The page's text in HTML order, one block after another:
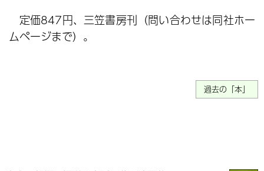
定価847円、三笠書房刊（問い合わせは同社ホー
ムページまで）。
過去の「本」